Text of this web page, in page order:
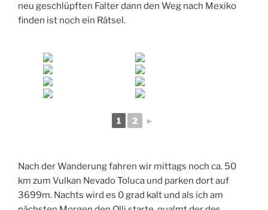
neu geschlüpften Falter dann den Weg nach Mexiko
finden ist noch ein Rätsel.
1 2 ►
Nach der Wanderung fahren wir mittags noch ca. 50
km zum Vulkan Nevado Toluca und parken dort auf
3699m. Nachts wird es 0 grad kalt und als ich am